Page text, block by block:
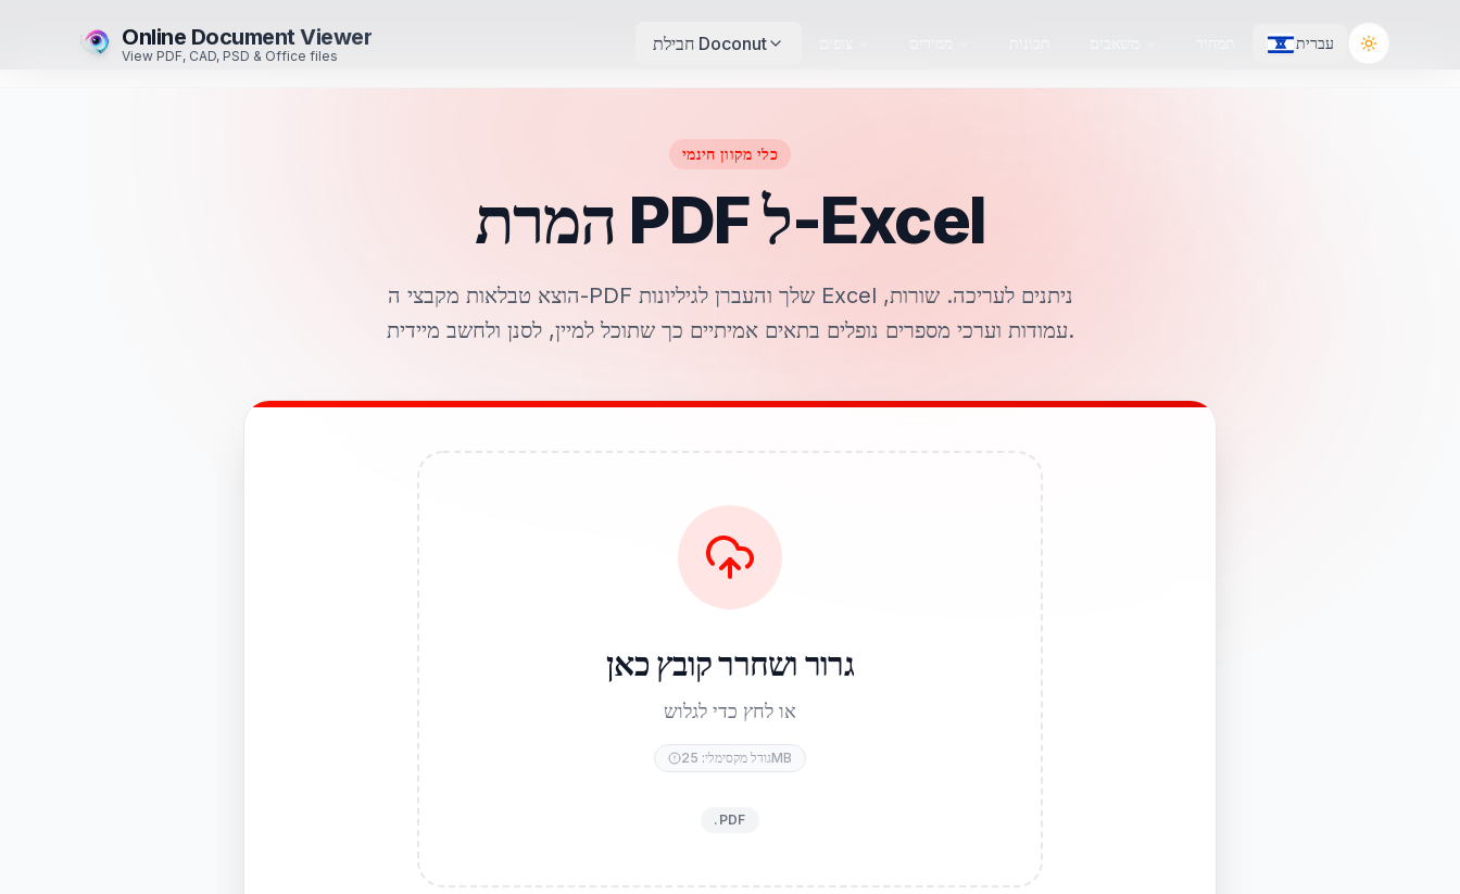
Online Document Viewer
View PDF, CAD, PSD & Office files
חבילת Doconut עברית Toggle
כלי מקוון חינמי
המרת PDF ל-Excel
הוצא טבלאות מקבצי ה-PDF שלך והעברן לגיליונות Excel ניתנים לעריכה. שורות,
עמודות וערכי מספרים נופלים בתאים אמיתיים כך שתוכל למיין, לסנן ולחשב מיידית.
גרור ושחרר קובץ כאן
או לחץ כדי לגלוש
גודל מקסימלי: 25MB
.PDF